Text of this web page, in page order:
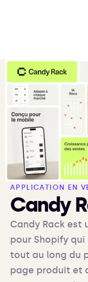
APPLICATION EN
Candy
Candy Rack est
pour Shopify
tout au long du
page produit et